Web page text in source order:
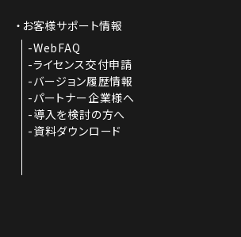
お客様サポート情報
WebFAQ
ライセンス交付申請
バージョン履歴情報
パートナー企業様へ
導入を検討の方へ
資料ダウンロード